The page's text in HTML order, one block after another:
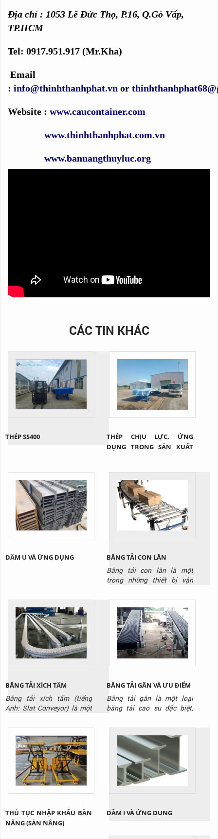
Địa chỉ : 1053 Lê Đức Thọ, P.16, Q.Gò Vấp,
TP.HCM
Tel: 0917.951.917 (Mr.Kha)
Email
: info@thinhthanhphat.vn or
Website : www.caucontainer.com
www.thinhthanhphat.com.vn
www.bannangthuyluc.org
CÁC TIN KHÁC
THÉP SS400
THÉP CHỊU LỰC, ỨNG
DỤNG TRONG SẢN XUẤT
DẦM U VÀ ỨNG DỤNG BĂNG TẢI CON LĂN
Băng tải con lăn là một
trong những thiết bị vận
trong các nhà kho và nhà
máy, kho hàng
BĂNG TẢI XÍCH TẤM
Băng tải xích tấm (tiếng
Anh: Slat Conveyor) là một
các tấm panel (tấm ván) kim
loại hoặc nhựa cứng được
gắn kết chặt chẽ với nhau
trên một hệ thống xích. Các
tấm này tạo thành một bề
mặt vận chuyển phẳng và
cứng cáp, khác biệt hoàn
toàn so...
BĂNG TẢI GÂN VÀ ƯU ĐIỂM
Băng tải gân là một loại
băng tải cao su đặc biệt,
(gân) trên bề mặt. Các gân
này có thể có nhiều hình
dạng khác nhau, như hình
chữ V, chữ T, hoặc gai, được
đúc liền với thân băng tải.
Mục đích chính của những
gân này là tạo ra ma sát...
THỦ TỤC NHẬP KHẨU BÀN
NÂNG (SÀN NÂNG)
DẦM I VÀ ỨNG DỤNG